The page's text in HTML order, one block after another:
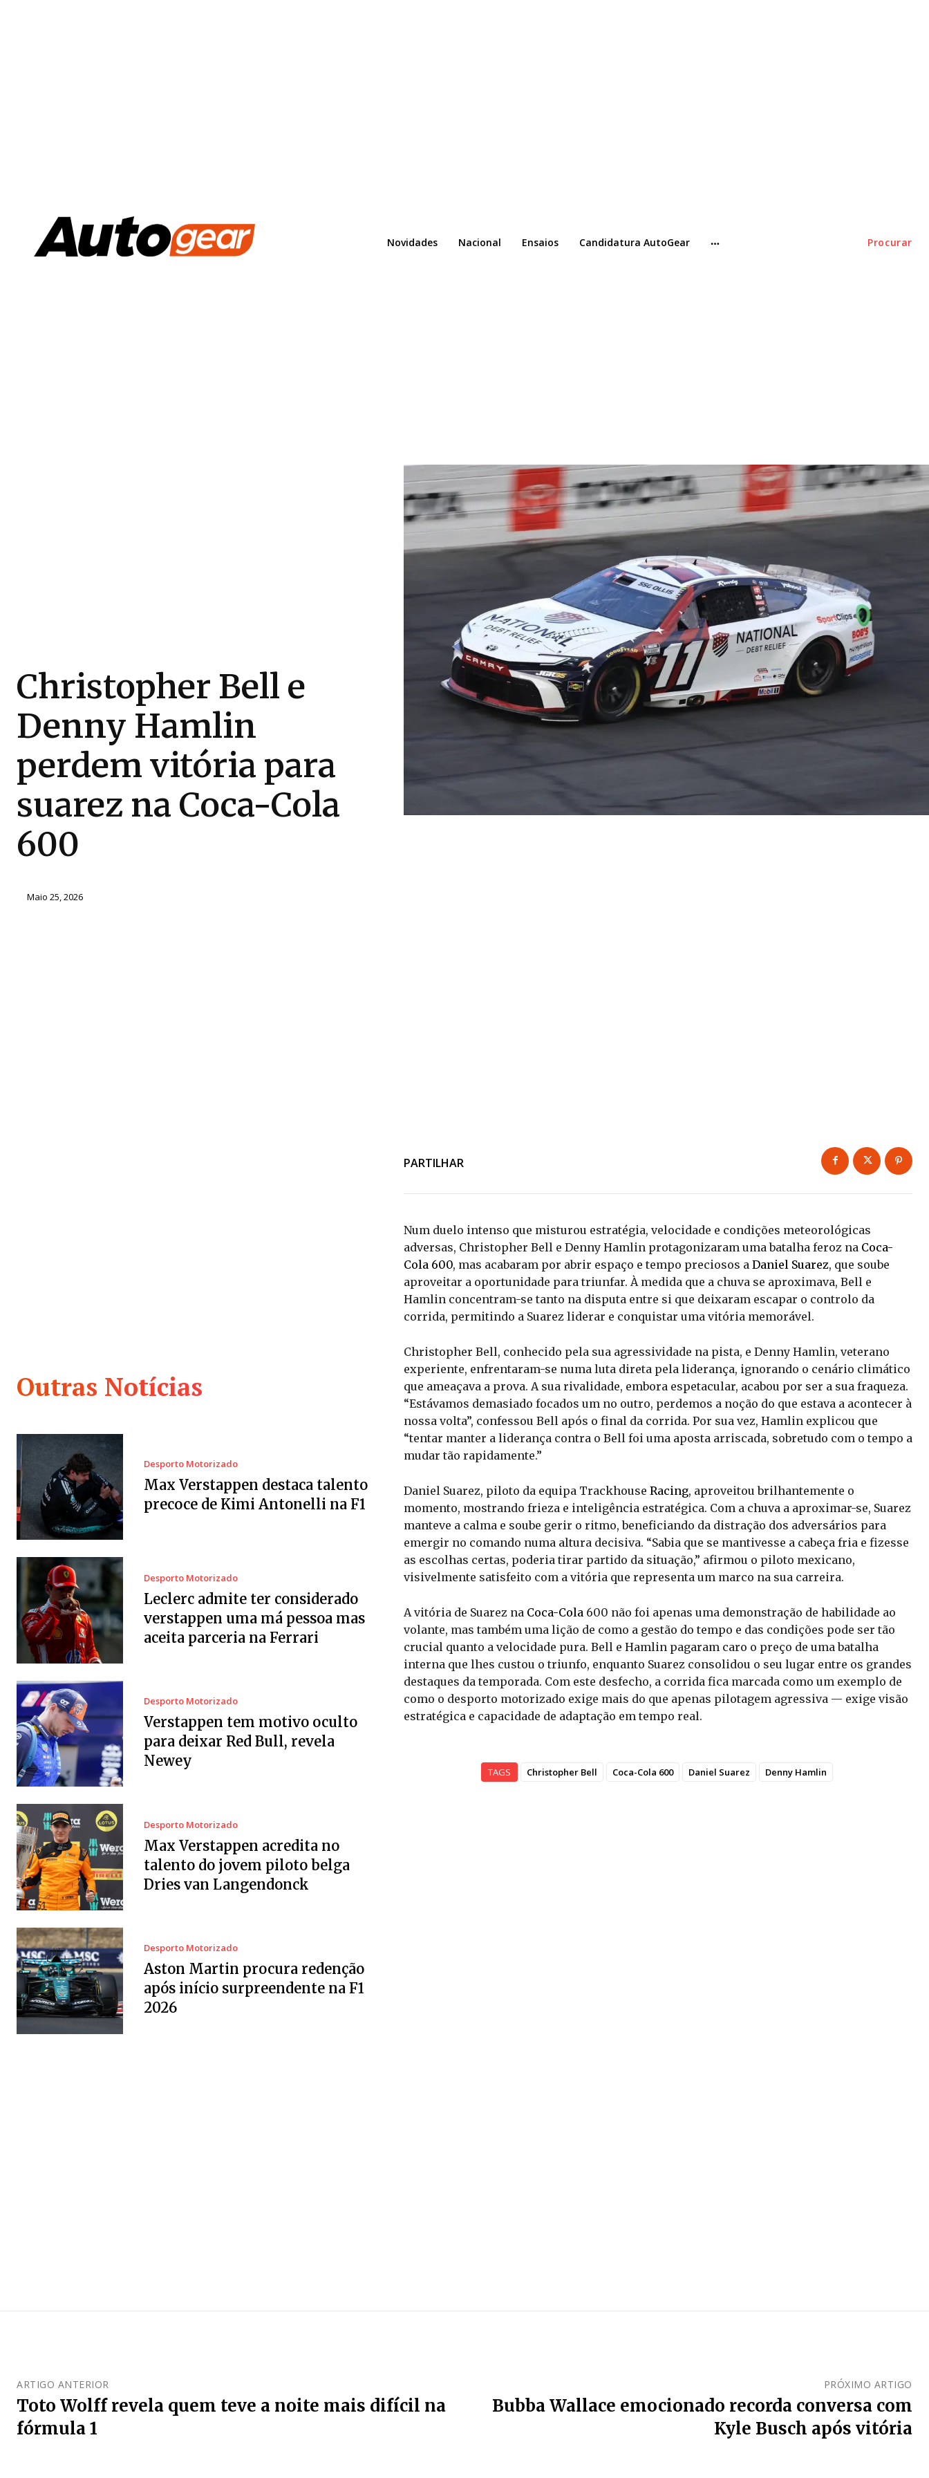
Procurar
Novidades Nacional Ensaios Candidatura AutoGear
Christopher Bell e
Denny Hamlin
perdem vitória para
suarez na Coca-Cola
600
Maio 25, 2026
Outras Notícias
Desporto Motorizado
Max Verstappen destaca talento
precoce de Kimi Antonelli na F1
Desporto Motorizado
Leclerc admite ter considerado
verstappen uma má pessoa mas
aceita parceria na Ferrari
Desporto Motorizado
Verstappen tem motivo oculto
para deixar Red Bull, revela
Newey
Desporto Motorizado
Max Verstappen acredita no
talento do jovem piloto belga
Dries van Langendonck
Desporto Motorizado
Aston Martin procura redenção
após início surpreendente na F1
2026
PARTILHAR
Num duelo intenso que misturou estratégia, velocidade e condições meteorológicas
adversas, Christopher Bell e Denny Hamlin protagonizaram uma batalha feroz na Coca-
Cola 600, mas acabaram por abrir espaço e tempo preciosos a Daniel Suarez, que soube
aproveitar a oportunidade para triunfar. À medida que a chuva se aproximava, Bell e
Hamlin concentram-se tanto na disputa entre si que deixaram escapar o controlo da
corrida, permitindo a Suarez liderar e conquistar uma vitória memorável.
Christopher Bell, conhecido pela sua agressividade na pista, e Denny Hamlin, veterano
experiente, enfrentaram-se numa luta direta pela liderança, ignorando o cenário climático
que ameaçava a prova. A sua rivalidade, embora espetacular, acabou por ser a sua fraqueza.
“Estávamos demasiado focados um no outro, perdemos a noção do que estava a acontecer à
nossa volta”, confessou Bell após o final da corrida. Por sua vez, Hamlin explicou que
“tentar manter a liderança contra o Bell foi uma aposta arriscada, sobretudo com o tempo a
mudar tão rapidamente.”
Daniel Suarez, piloto da equipa Trackhouse Racing, aproveitou brilhantemente o
momento, mostrando frieza e inteligência estratégica. Com a chuva a aproximar-se, Suarez
manteve a calma e soube gerir o ritmo, beneficiando da distração dos adversários para
emergir no comando numa altura decisiva. “Sabia que se mantivesse a cabeça fria e fizesse
as escolhas certas, poderia tirar partido da situação,” afirmou o piloto mexicano,
visivelmente satisfeito com a vitória que representa um marco na sua carreira.
A vitória de Suarez na Coca-Cola 600 não foi apenas uma demonstração de habilidade ao
volante, mas também uma lição de como a gestão do tempo e das condições pode ser tão
crucial quanto a velocidade pura. Bell e Hamlin pagaram caro o preço de uma batalha
interna que lhes custou o triunfo, enquanto Suarez consolidou o seu lugar entre os grandes
destaques da temporada. Com este desfecho, a corrida fica marcada como um exemplo de
como o desporto motorizado exige mais do que apenas pilotagem agressiva — exige visão
estratégica e capacidade de adaptação em tempo real.
TAGS Christopher Bell Coca-Cola 600 Daniel Suarez Denny Hamlin
ARTIGO ANTERIOR
Toto Wolff revela quem teve a noite mais difícil na
fórmula 1
PRÓXIMO ARTIGO
Bubba Wallace emocionado recorda conversa com
Kyle Busch após vitória